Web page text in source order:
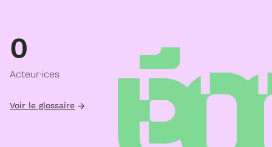
0
Acteur·ices
Voir le glossaire